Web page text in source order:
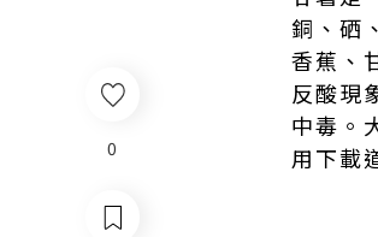
0
銅、硒
香蕉、
反酸現
中毒。
用下載